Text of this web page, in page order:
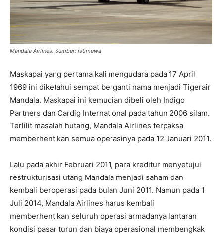
Mandala Airlines. Sumber: istimewa
Maskapai yang pertama kali mengudara pada 17 April
1969 ini diketahui sempat berganti nama menjadi Tigerair
Mandala. Maskapai ini kemudian dibeli oleh Indigo
Partners dan Cardig International pada tahun 2006 silam.
Terlilit masalah hutang, Mandala Airlines terpaksa
memberhentikan semua operasinya pada 12 Januari 2011.
Lalu pada akhir Februari 2011, para kreditur menyetujui
restrukturisasi utang Mandala menjadi saham dan
kembali beroperasi pada bulan Juni 2011. Namun pada 1
Juli 2014, Mandala Airlines harus kembali
memberhentikan seluruh operasi armadanya lantaran
kondisi pasar turun dan biaya operasional membengkak